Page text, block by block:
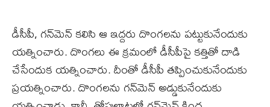
డీసీపీ, గ‌న్‌మెన్ క‌లిసి ఆ ఇద్ద‌రు దొంగ‌ల‌ను ప‌ట్టుకునేందుకు
య‌త్నించారు. దొంగ‌లు ఈ క్ర‌మంలో డీసీపీపై క‌త్తితో దాడి
చేసేందుక య‌త్నించారు. దీంతో డీసీపీ త‌ప్పించుకునేందుకు
ప్ర‌య‌త్నించారు. దొంగ‌ల‌ను గ‌న్‌మెన్ అడ్డుకునేందుకు